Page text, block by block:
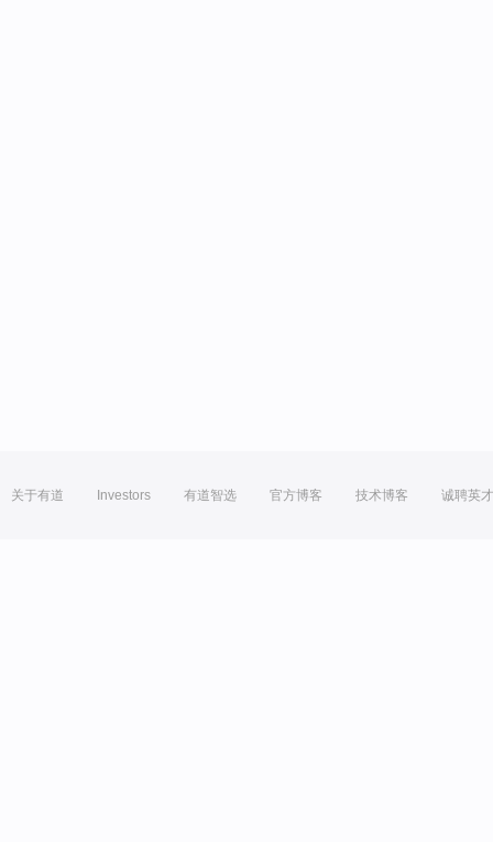
关于有道 Investors 有道智选 官方博客 技术博客 诚聘英才